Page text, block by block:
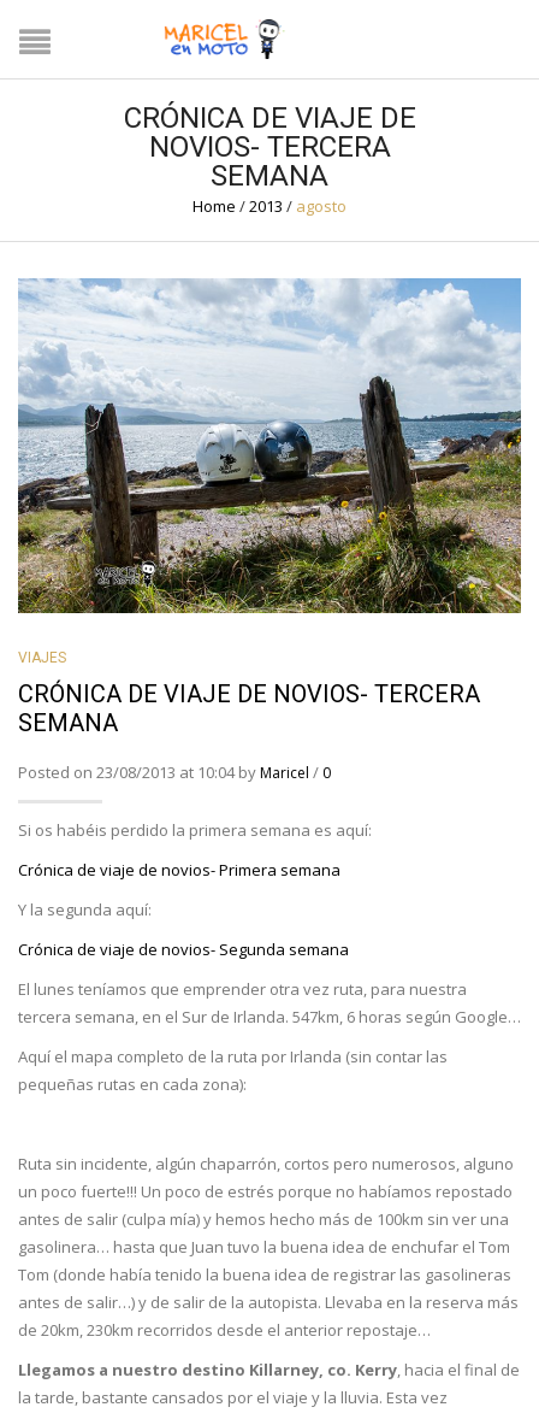
CRÓNICA DE VIAJE DE
NOVIOS- TERCERA
SEMANA
Home /2013 / agosto
VIAJES
CRÓNICA DE VIAJE DE NOVIOS- TERCERA
SEMANA
Posted on 23/08/2013 at 10:04 byMaricel / 0
Si os habéis perdido la primera semana es aquí:
Crónica de viaje de novios- Primera semana
Y la segunda aquí:
Crónica de viaje de novios- Segunda semana
El lunes teníamos que emprender otra vez ruta, para nuestra
tercera semana, en el Sur de Irlanda. 547km, 6 horas según Google…
Aquí el mapa completo de la ruta por Irlanda (sin contar las
pequeñas rutas en cada zona):
Ruta sin incidente, algún chaparrón, cortos pero numerosos, alguno
un poco fuerte!!! Un poco de estrés porque no habíamos repostado
antes de salir (culpa mía) y hemos hecho más de 100km sin ver una
gasolinera… hasta que Juan tuvo la buena idea de enchufar el Tom
Tom (donde había tenido la buena idea de registrar las gasolineras
antes de salir…) y de salir de la autopista. Llevaba en la reserva más
de 20km, 230km recorridos desde el anterior repostaje…
Llegamos a nuestro destino Killarney, co. Kerry , hacia el final de
la tarde, bastante cansados por el viaje y la lluvia. Esta vez